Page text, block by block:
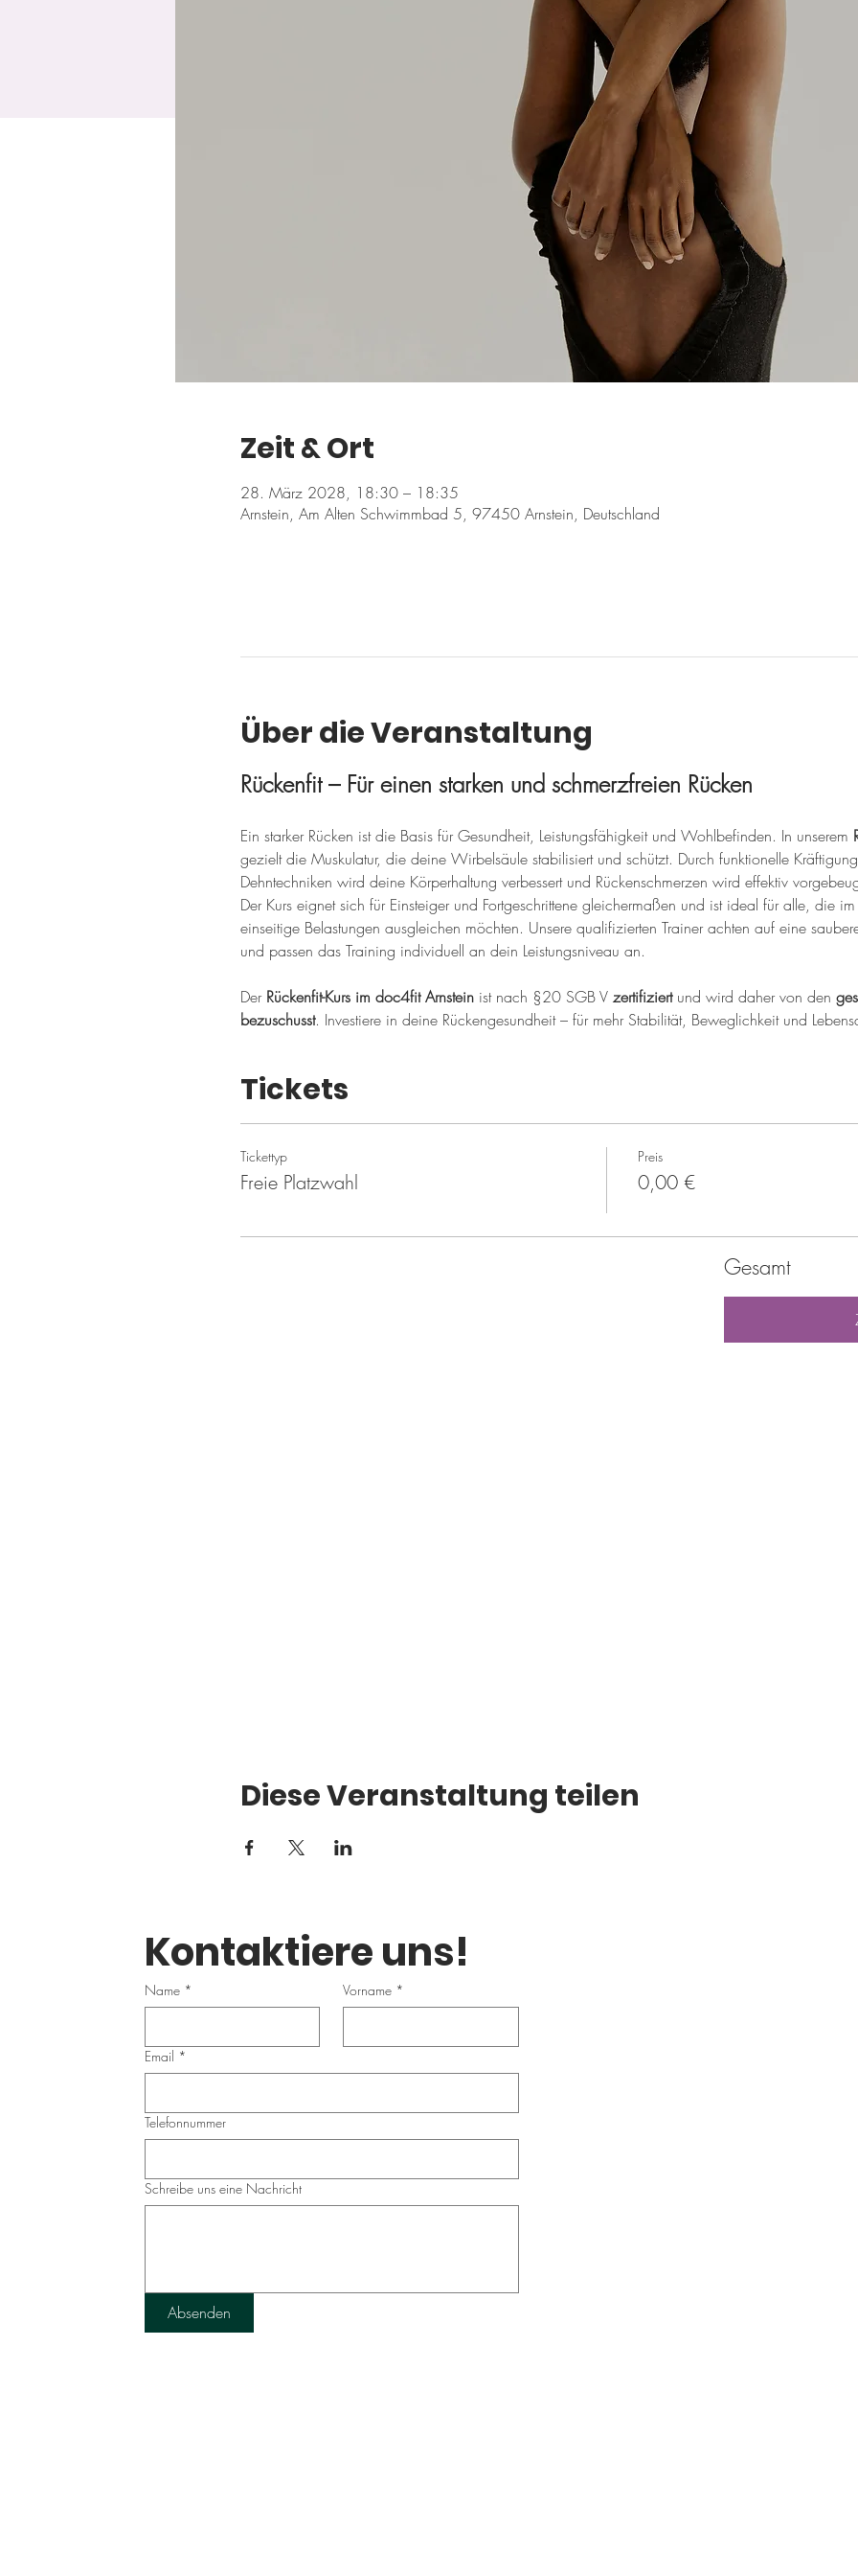
Zeit & Ort
28. März 2028, 18:30 – 18:35
Arnstein, Am Alten Schwimmbad 5, 97450 Arnstein, Deutschland
Über die Veranstaltung
Rückenfit – Für einen starken und schmerzfreien Rücken
Ein starker Rücken ist die Basis für Gesundheit, Leistungsfähigkeit und Wohlbefinden. In unserem
gezielt die Muskulatur, die deine Wirbelsäule stabilisiert und schützt. Durch funktionelle
Dehntechniken wird deine Körperhaltung verbessert und Rückenschmerzen wird effektiv
Der Kurs eignet sich für Einsteiger und Fortgeschrittene gleichermaßen und ist ideal für alle, die
einseitige Belastungen ausgleichen möchten. Unsere qualifizierten Trainer achten auf eine
und passen das Training individuell an dein Leistungsniveau an.
Der Rückenfit-Kurs im doc4fit Arnstein ist nach §20 SGB V zertifiziert und wird daher von den
bezuschusst. Investiere in deine Rückengesundheit – für mehr Stabilität, Beweglichkeit und
Tickets
Tickettyp
Freie Platzwahl
Preis
0,00 €
Gesamt
Diese Veranstaltung teilen
Kontaktiere uns!
Name * Vorname *
Email *
Telefonnummer
Schreibe uns eine Nachricht
Absenden